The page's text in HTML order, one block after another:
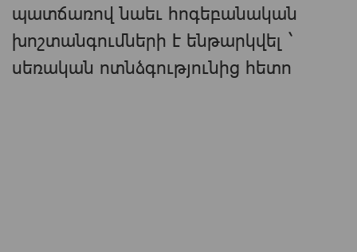
պատճառով նաեւ հոգեբանական
խոշտանգումների է ենթարկվել `
սեռական ոտնձգությունից հետո